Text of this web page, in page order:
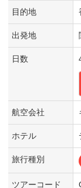
目的地
出発地
日数
航空会社
ホテル
旅行種別
ツアーコード